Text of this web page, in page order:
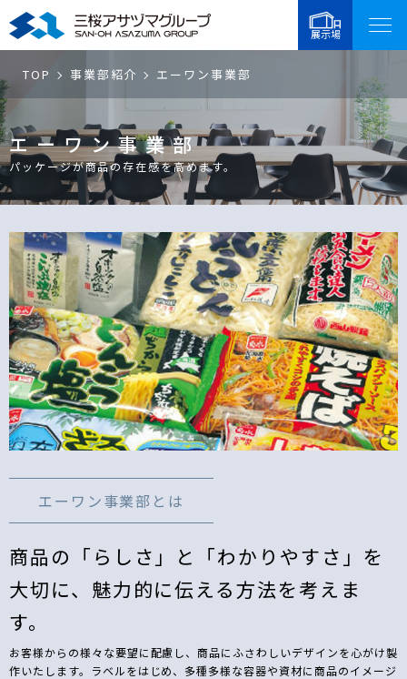
展示場
TOP 事業部紹介 エーワン事業部
エーワン事業部
パッケージが商品の存在感を高めます。
エーワン事業部とは
商品の「らしさ」と「わかりやすさ」を
大切に、魅力的に伝える方法を考えま
す。
お客様からの様々な要望に配慮し、商品にふさわしいデザインを心がけ製
作いたします。ラベルをはじめ、多種多様な容器や資材に商品のイメージ